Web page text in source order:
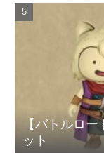
【バトルロ
ット